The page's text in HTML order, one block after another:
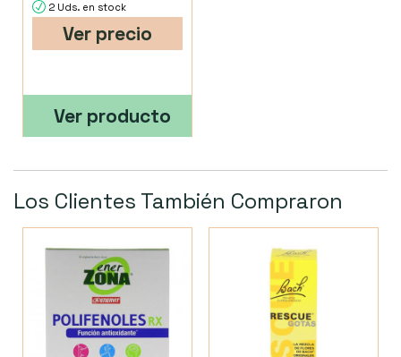
2 Uds. en stock
Ver precio
Ver producto
Los Clientes También Compraron